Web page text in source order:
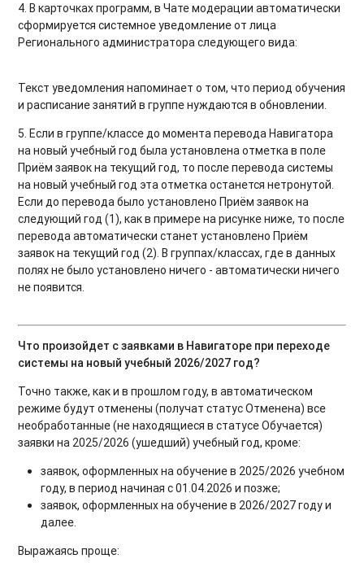
4. В карточках программ, в Чате модерации автоматически
сформируется системное уведомление от лица
Регионального администратора следующего вида:
Текст уведомления напоминает о том, что период обучения
и расписание занятий в группе нуждаются в обновлении.
5. Если в группе/классе до момента перевода Навигатора
на новый учебный год была установлена отметка в поле
Приём заявок на текущий год, то после перевода системы
на новый учебный год эта отметка останется нетронутой.
Если до перевода было установлено Приём заявок на
следующий год (1), как в примере на рисунке ниже, то после
перевода автоматически станет установлено Приём
заявок на текущий год (2). В группах/классах, где в данных
полях не было установлено ничего - автоматически ничего
не появится.
Что произойдет с заявками в Навигаторе при переходе
системы на новый учебный 2026/2027 год?
Точно также, как и в прошлом году, в автоматическом
режиме будут отменены (получат статус Отменена) все
необработанные (не находящиеся в статусе Обучается)
заявки на 2025/2026 (ушедший) учебный год, кроме:
заявок, оформленных на обучение в 2025/2026 учебном
году, в период начиная с 01.04.2026 и позже;
заявок, оформленных на обучение в 2026/2027 году и
далее.
Выражаясь проще: